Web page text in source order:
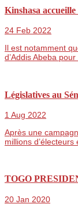
Kinshasa
24 Feb 2022
Il est notamment
d’Addis Abeba
Législatives au
1 Aug 2022
Après une
millions d’électeurs
TOGO
20 Jan 2020